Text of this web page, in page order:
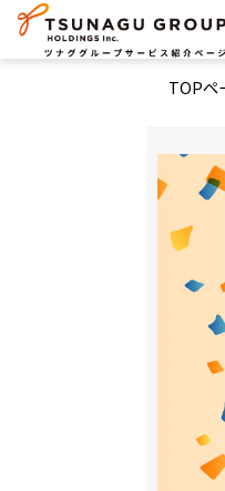
TOPペ